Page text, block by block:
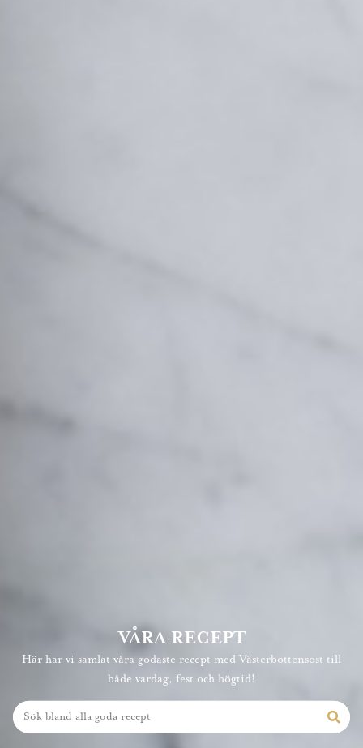
VÅRA RECEPT
Här har vi samlat våra godaste recept med Västerbottensost till
både vardag, fest och högtid!